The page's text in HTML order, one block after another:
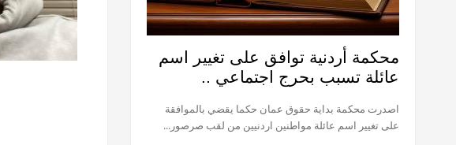
محكمة أردنية توافق على تغيير اسم
عائلة تسبب بحرج اجتماعي ..
اصدرت محكمة بداية حقوق عمان حكما يقضي بالموافقة
على تغيير اسم عائلة مواطنين اردنيين من لقب صرصور...